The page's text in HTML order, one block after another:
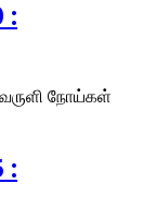
:
நோய்கள்
: